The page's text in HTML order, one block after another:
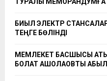
БИЫЛ ЭЛЕКТР
ТЕҢГЕ БӨЛІНДІ
МЕМЛЕКЕТ БАСШЫСЫ
БОЛАТ АҚШОЛАҚОВТЫ